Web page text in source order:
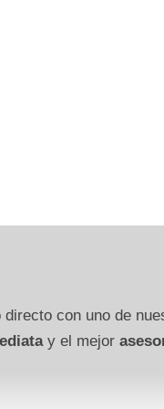
directo con uno de
y el mejor